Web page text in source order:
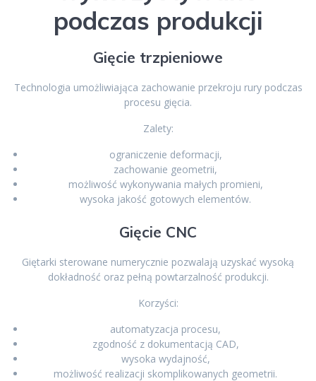
podczas produkcji
Gięcie trzpieniowe
Technologia umożliwiająca zachowanie przekroju rury podczas
procesu gięcia.
Zalety:
ograniczenie deformacji,
zachowanie geometrii,
możliwość wykonywania małych promieni,
wysoka jakość gotowych elementów.
Gięcie CNC
Giętarki sterowane numerycznie pozwalają uzyskać wysoką
dokładność oraz pełną powtarzalność produkcji.
Korzyści:
automatyzacja procesu,
zgodność z dokumentacją CAD,
wysoka wydajność,
możliwość realizacji skomplikowanych geometrii.